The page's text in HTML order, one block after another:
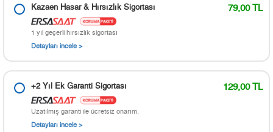
Kazaen Hasar & Hırsızlık Sigortası 79,00 TL
1 yıl geçerli hırsızlık sigortası
Detayları incele >
+2 Yıl Ek Garanti Sigortası 129,00 TL
Uzatılmış garanti ile ücretsiz onarım.
Detayları incele >